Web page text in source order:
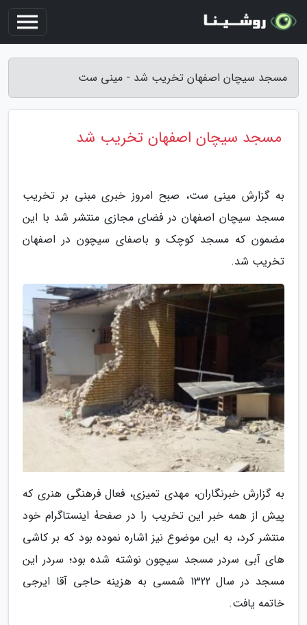
مسجد سیچان اصفهان تخریب شد - مینی ست
مسجد سیچان اصفهان تخریب شد
به گزارش مینی ست، صبح امروز خبری مبنی بر تخریب
مسجد سیچان اصفهان در فضای مجازی منتشر شد با این
مضمون که مسجد کوچک و باصفای سیچون در اصفهان
تخریب شد.
به گزارش خبرنگاران، مهدی تمیزی، فعال فرهنگی هنری که
پیش از همه خبر این تخریب را در صفحۀ اینستاگرام خود
منتشر کرد، به این موضوع نیز اشاره نموده بود که بر کاشی
های آبی سردر مسجد سیچون نوشته شده بود؛ سردر این
مسجد در سال 1322 شمسی به هزینه حاجی آقا ایرجی
خاتمه یافت.